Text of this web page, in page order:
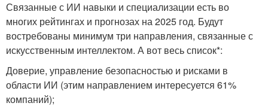
Связанные с ИИ навыки и специализации есть во
многих рейтингах и прогнозах на 2025 год. Будут
востребованы минимум три направления, связанные с
искусственным интеллектом. А вот весь список*:
Доверие, управление безопасностью и рисками в
области ИИ (этим направлением интересуется 61%
компаний);